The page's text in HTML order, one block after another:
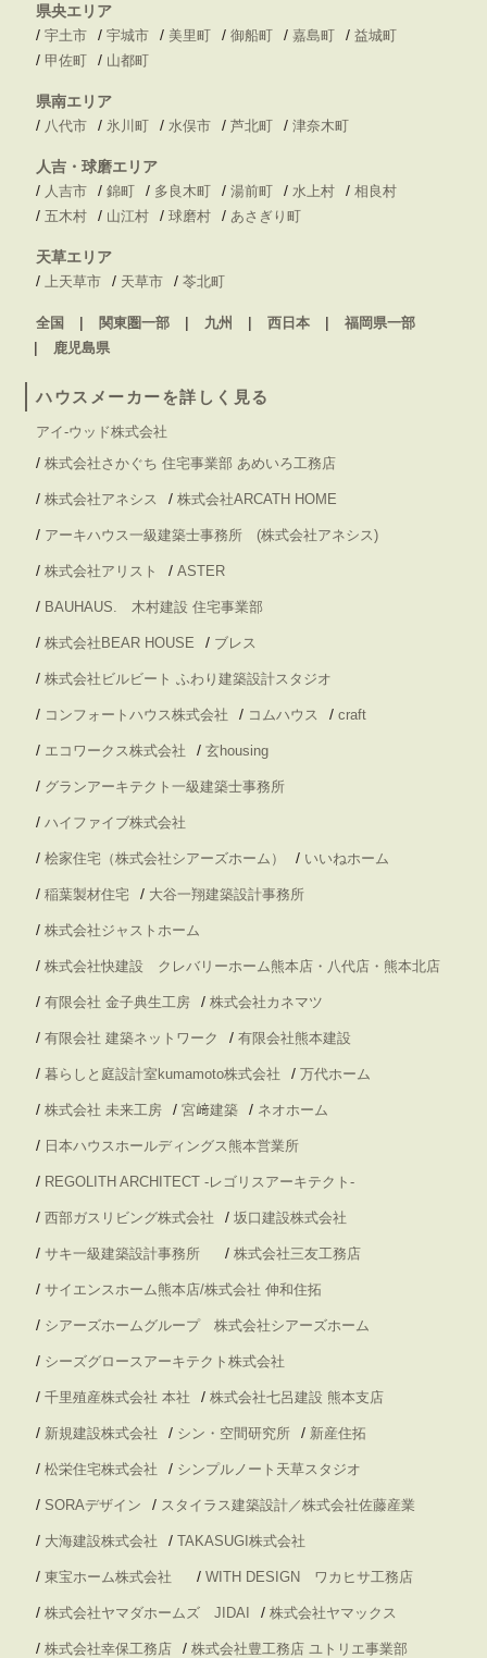
県央エリア
/ 宇土市 / 宇城市 / 美里町 / 御船町 / 嘉島町 / 益城町
/ 甲佐町 / 山都町
県南エリア
/ 八代市 / 氷川町 / 水俣市 / 芦北町 / 津奈木町
人吉・球磨エリア
/ 人吉市 / 錦町 / 多良木町 / 湯前町 / 水上村 / 相良村
/ 五木村 / 山江村 / 球磨村 / あさぎり町
天草エリア
/
上天草市 / 天草市 / 苓北町
全国 関東圏一部 九州 西日本
福岡県一部
鹿児島県
ハウスメーカーを詳しく見る
アイ-ウッド株式会社
/ 株式会社さかぐち 住宅事業部 あめいろ工務店
/ 株式会社アネシス / 株式会社ARCATH HOME
/ アーキハウス一級建築士事務所 (株式会社アネシス)
/ 株式会社アリスト / ASTER
/ BAUHAUS. 木村建設 住宅事業部
/ 株式会社BEAR HOUSE / ブレス
/ 株式会社ビルビート ふわり建築設計スタジオ
/ コンフォートハウス株式会社 / コムハウス / craft
/ エコワークス株式会社 / 玄housing
/ グランアーキテクト一級建築士事務所
/ ハイファイブ株式会社
/ 桧家住宅（株式会社シアーズホーム） / いいねホーム
/ 稲葉製材住宅 / 大谷一翔建築設計事務所
/ 株式会社ジャストホーム
/ 株式会社快建設 クレバリーホーム熊本店・八代店・熊本北店
/ 有限会社 金子典生工房 / 株式会社カネマツ
/ 有限会社 建築ネットワーク / 有限会社熊本建設
/ 暮らしと庭設計室kumamoto株式会社 / 万代ホーム
/ 株式会社 未来工房 / 宮﨑建築 / ネオホーム
/ 日本ハウスホールディングス熊本営業所
/ REGOLITH ARCHITECT -レゴリスアーキテクト-
/ 西部ガスリビング株式会社 / 坂口建設株式会社
/ サキ一級建築設計事務所 / 株式会社三友工務店
/ サイエンスホーム熊本店/株式会社 伸和住拓
/ シアーズホームグループ 株式会社シアーズホーム
/ シーズグロースアーキテクト株式会社
/ 千里殖産株式会社 本社 / 株式会社七呂建設 熊本支店
/ 新規建設株式会社 / シン・空間研究所 / 新産住拓
/ 松栄住宅株式会社 / シンプルノート天草スタジオ
/ SORAデザイン / スタイラス建築設計／株式会社佐藤産業
/ 大海建設株式会社 / TAKASUGI株式会社
/ 東宝ホーム株式会社 / WITH DESIGN ワカヒサ工務店
/ 株式会社ヤマダホームズ JIDAI / 株式会社ヤマックス
/ 株式会社幸保工務店 / 株式会社豊工務店 ユトリエ事業部